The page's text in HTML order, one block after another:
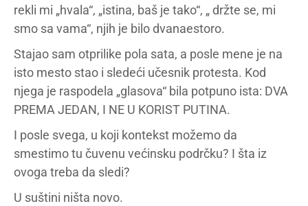
rekli mi „hvala“, „istina, baš je tako“, „ držte se, mi
smo sa vama“, njih je bilo dvanaestoro.
Stajao sam otprilike pola sata, a posle mene je na
isto mesto stao i sledeći učesnik protesta. Kod
njega je raspodela „glasova“ bila potpuno ista: DVA
PREMA JEDAN, I NE U KORIST PUTINA.
I posle svega, u koji kontekst možemo da
smestimo tu čuvenu većinsku podrčku? I šta iz
ovoga treba da sledi?
U suštini ništa novo.